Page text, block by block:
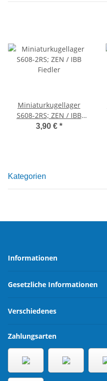
Miniaturkugellager
S608-2RS; ZEN / IBB
Fiedler
3,90 € *
Kategorien
Informationen
Gesetzliche Informationen
Verschiedenes
Zahlungsarten